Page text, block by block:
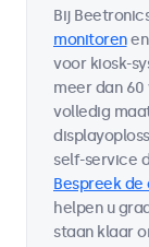
Bij
monitorenen
voor kiosk-
meer dan
volledig
self-service
Bespreek de
helpen u
staan klaar